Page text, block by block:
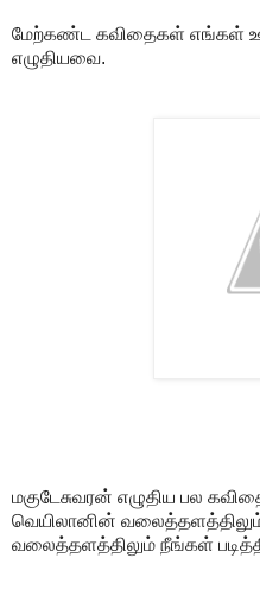
மேற்கண்ட கவிதைகள் எங்கள்
எழுதியவை.
மகுடேசுவரன் எழுதிய பல
வெயிலானின்
வலைத்தளத்திலும் நீங்கள்